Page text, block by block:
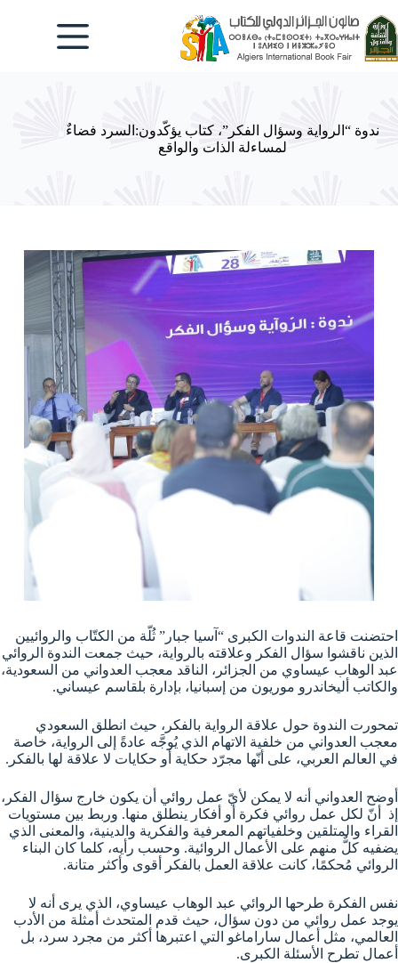
إلى
المحتوى
ندوة “الرواية وسؤال الفكر”، كتاب يؤكّدون:السرد فضاءٌ
لمساءلة الذات والواقع
احتضنت قاعة الندوات الكبرى “آسيا جبار” ثُلّة من الكتّاب والروائيين
الذين ناقشوا سؤال الفكر وعلاقته بالرواية، حيث جمعت الندوة الروائي
عبد الوهاب عيساوي من الجزائر، الناقد معجب العدواني من السعودية،
والكاتب أليخاندرو موريون من إسبانيا، بإدارة بلقاسم عيساني.
تمحورت الندوة حول علاقة الرواية بالفكر، حيث انطلق السعودي
معجب العدواني من خلفية الاتهام الذي يُوجَّه عادةً إلى الرواية، خاصة
في العالم العربي، على أنّها مجرّد حكاية أو حكايات لا علاقة لها بالفكر.
أوضح العدواني أنه لا يمكن لأيّ عمل روائي أن يكون خارج سؤال الفكر،
إذ أنّ لكل عمل روائي فكرة أو أفكار ينطلق منها. وربط بين مستويات
القراء والمتلقين وخلفياتهم المعرفية والفكرية والدينية، والمعنى الذي
يضفيه كلٌّ منهم على الأعمال الروائية. وحسب رأيه، كلما كان البناء
الروائي مُحكمًا، كانت علاقة العمل بالفكر أقوى وأكثر متانة.
نفس الفكرة طرحها الروائي عبد الوهاب عيساوي، الذي يرى أنه لا
يوجد عمل روائي من دون سؤال، حيث قدم المتحدث أمثلة من الأدب
العالمي، مثل أعمال ساراماغو التي اعتبرها أكثر من مجرد سرد، بل
أعمال تطرح الأسئلة الكبرى.